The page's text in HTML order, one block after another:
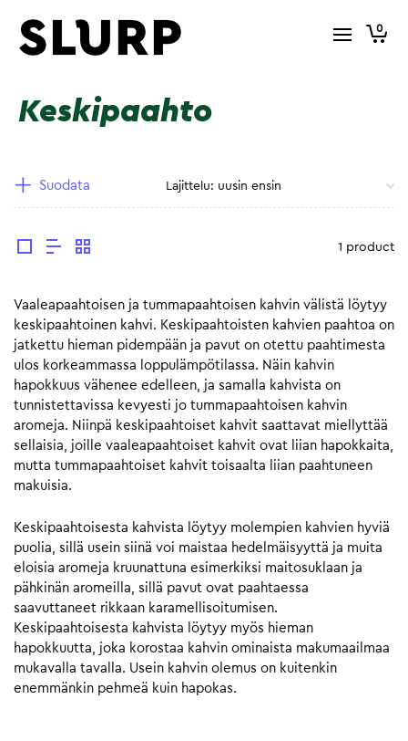
0
Keskipaahto
Suodata
1 product
Vaaleapaahtoisen ja tummapaahtoisen kahvin välistä löytyy
keskipaahtoinen kahvi. Keskipaahtoisten kahvien paahtoa on
jatkettu hieman pidempään ja pavut on otettu paahtimesta
ulos korkeammassa loppulämpötilassa. Näin kahvin
hapokkuus vähenee edelleen, ja samalla kahvista on
tunnistettavissa kevyesti jo tummapaahtoisen kahvin
aromeja. Niinpä keskipaahtoiset kahvit saattavat miellyttää
sellaisia, joille vaaleapaahtoiset kahvit ovat liian hapokkaita,
mutta tummapaahtoiset kahvit toisaalta liian paahtuneen
makuisia.
Keskipaahtoisesta kahvista löytyy molempien kahvien hyviä
puolia, sillä usein siinä voi maistaa hedelmäisyyttä ja muita
eloisia aromeja kruunattuna esimerkiksi maitosuklaan ja
pähkinän aromeilla, sillä pavut ovat paahtaessa
saavuttaneet rikkaan karamellisoitumisen.
Keskipaahtoisesta kahvista löytyy myös hieman
hapokkuutta, joka korostaa kahvin ominaista makumaailmaa
mukavalla tavalla. Usein kahvin olemus on kuitenkin
enemmänkin pehmeä kuin hapokas.